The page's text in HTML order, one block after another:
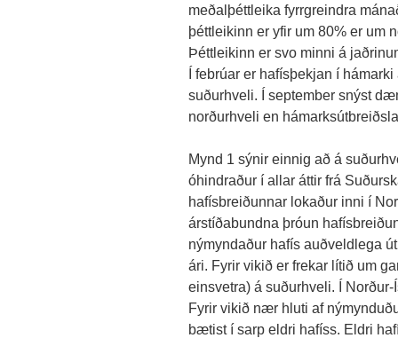
meðalþéttleika fyrrgreindra
þéttleikinn er yfir um 80% er um
Þéttleikinn er svo minni á
Í febrúar er hafísþekjan í
suðurhveli. Í september snýst
norðurhveli en
Mynd 1 sýnir einnig að á
óhindraður í allar áttir frá
hafísbreiðunnar lokaður inni í
árstíðabundna þróun
nýmyndaður hafís auðveldlega
ári. Fyrir vikið er frekar lítið um
einsvetra) á suðurhveli. Í
Fyrir vikið nær hluti af
bætist í sarp eldri hafíss. Eldri